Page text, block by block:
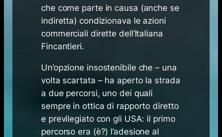
che come parte in causa (anche se
indiretta) condizionava le azioni
commerciali dirette dell’Italiana
Fincantieri.
Un’opzione insostenibile che – una
volta scartata – ha aperto la strada
a due percorsi, uno dei quali
sempre in ottica di rapporto diretto
e previlegiato con gli USA: il primo
percorso era (è?) l’adesione al